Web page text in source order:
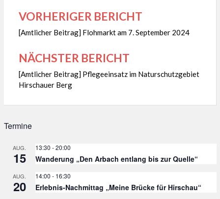
Beitragsnavigation
VORHERIGER BERICHT
[Amtlicher Beitrag] Flohmarkt am 7. September 2024
NÄCHSTER BERICHT
[Amtlicher Beitrag] Pflegeeinsatz im Naturschutzgebiet
Hirschauer Berg
Termine
AUG.
15
13:30 -20:00
Wanderung „Den Arbach entlang bis zur Quelle“
AUG.
20
14:00 - 16:30
Erlebnis-Nachmittag „Meine Brücke für Hirschau“